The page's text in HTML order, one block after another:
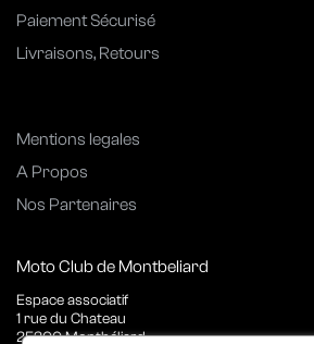
Paiement Sécurisé
Livraisons, Retours
Mentions legales
A Propos
Nos Partenaires
Moto Club de Montbeliard
Espace associatif
1 rue du Chateau
25200 Montbéliard